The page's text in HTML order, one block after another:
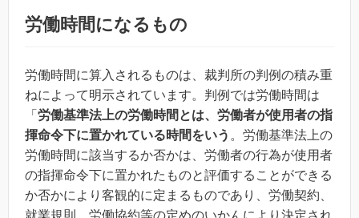
労働時間になるもの
労働時間に算入されるものは、裁判所の判例の積み重
ねによって明示されています。判例では労働時間は
「 労働基準法上の労働時間とは、労働者が使用者の指
揮命令下に置かれている時間をいう 。労働基準法上の
労働時間に該当するか否かは、労働者の行為が使用者
の指揮命令下に置かれたものと評価することができる
か否かにより客観的に定まるものであり、労働契約、
就業規則、労働協約等の定めのいかんにより決定され